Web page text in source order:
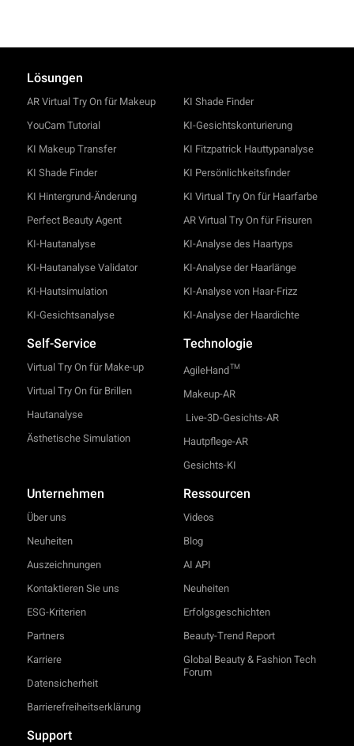
Lösungen
AR Virtual Try On für Makeup
YouCam Tutorial
KI Makeup Transfer
KI Shade Finder
KI Hintergrund-Änderung
Perfect Beauty Agent
KI-Hautanalyse
KI-Hautanalyse Validator
KI-Hautsimulation
KI-Gesichtsanalyse
KI Shade Finder
KI-Gesichtskonturierung
KI Fitzpatrick Hauttypanalyse
KI Persönlichkeitsfinder
KI Virtual Try On für Haarfarbe
AR Virtual Try On für Frisuren
KI-Analyse des Haartyps
KI-Analyse der Haarlänge
KI-Analyse von Haar-Frizz
KI-Analyse der Haardichte
Self-Service
Virtual Try On für Make-up
Virtual Try On für Brillen
Hautanalyse
Ästhetische Simulation
Technologie
AgileHandTM
Makeup-AR
Live-3D-Gesichts-AR
Hautpflege-AR
Gesichts-KI
Unternehmen
Über uns
Neuheiten
Auszeichnungen
Kontaktieren Sie uns
ESG-Kriterien
Partners
Karriere
Datensicherheit
Barrierefreiheitserklärung
Ressourcen
Videos
Blog
AI API
Neuheiten
Erfolgsgeschichten
Beauty-Trend Report
Global Beauty & Fashion Tech
Forum
Support